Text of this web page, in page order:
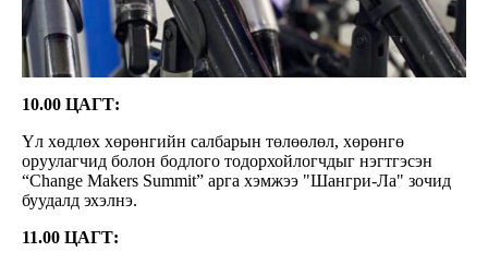
10.00 ЦАГТ:
Үл хөдлөх хөрөнгийн салбарын төлөөлөл, хөрөнгө
оруулагчид болон бодлого тодорхойлогчдыг нэгтгэсэн
“Change Makers Summit” арга хэмжээ "Шангри-Ла" зочид
буудалд эхэлнэ.
11.00 ЦАГТ: